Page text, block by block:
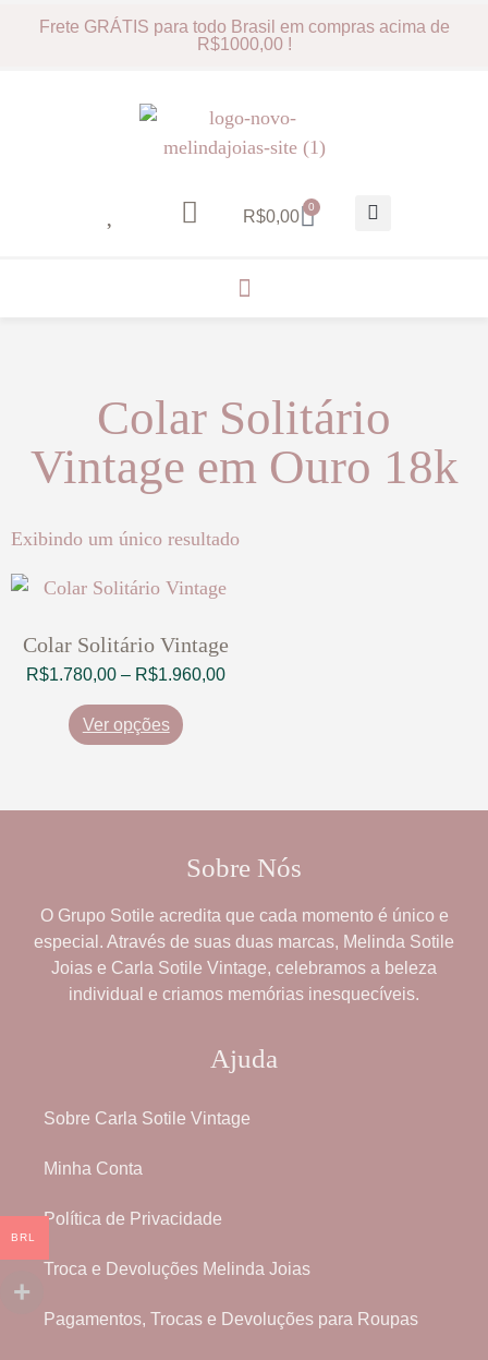
Frete GRÁTIS para todo Brasil em compras acima de
R$1000,00 !
R$0,00 0
Colar Solitário
Vintage em Ouro 18k
Exibindo um único resultado
Colar Solitário Vintage
R$1.780,00 – R$1.960,00
Ver opções
Sobre Nós
O Grupo Sotile acredita que cada momento é único e
especial. Através de suas duas marcas, Melinda Sotile
Joias e Carla Sotile Vintage, celebramos a beleza
individual e criamos memórias inesquecíveis.
Ajuda
Sobre Carla Sotile Vintage
Minha Conta
Política de Privacidade
Troca e Devoluções Melinda Joias
Pagamentos, Trocas e Devoluções para Roupas
BRL